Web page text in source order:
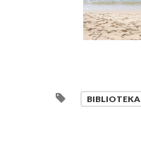
BIBLIOTEKA